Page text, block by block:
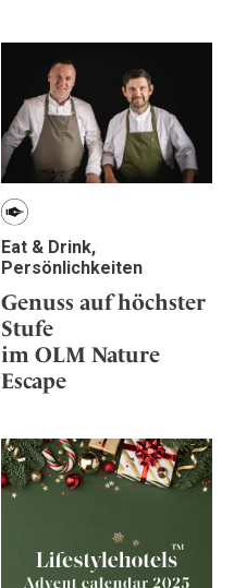
Eat & Drink,
Persönlichkeiten
Genuss auf höchster
Stufe
im OLM Nature
Escape